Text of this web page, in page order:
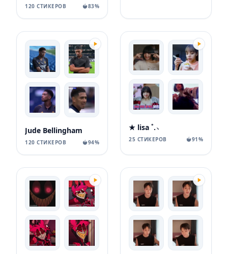
120 СТИКЕРОВ 83%
Jude Bellingham
120 СТИКЕРОВ 94%
★‌ lisa ˚.﹆
25 СТИКЕРОВ 91%